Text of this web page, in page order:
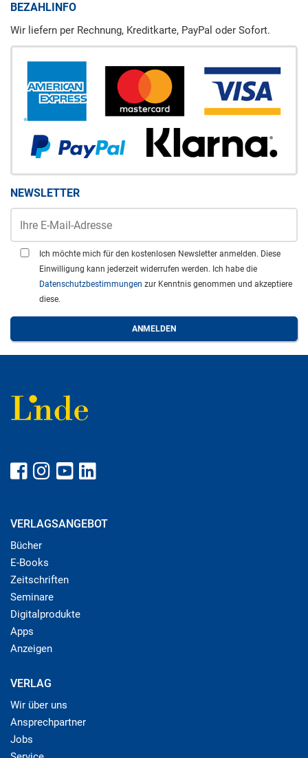
BEZAHLINFO
Wir liefern per Rechnung, Kreditkarte, PayPal oder Sofort.
NEWSLETTER
Ich möchte mich für den kostenlosen Newsletter anmelden. Diese
Einwilligung kann jederzeit widerrufen werden. Ich habe die
Datenschutzbestimmungen zur Kenntnis genommen und akzeptiere
diese.
VERLAGSANGEBOT
Bücher
E-Books
Zeitschriften
Seminare
Digitalprodukte
Apps
Anzeigen
VERLAG
Wir über uns
Ansprechpartner
Jobs